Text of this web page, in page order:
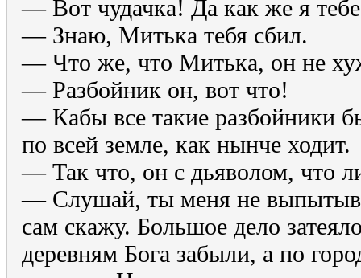
— Вот чудачка! Да как же я тебе
— Знаю, Митька тебя сбил.
— Что же, что Митька, он не
— Разбойник он, вот что!
— Кабы все такие разбойники
по всей земле, как нынче ходит.
— Так что, он с дьяволом, что
— Слушай, ты меня не
сам скажу. Большое дело
деревням Бога забыли, а по